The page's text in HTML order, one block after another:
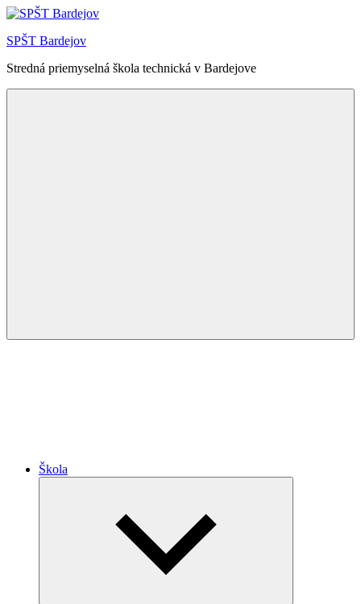
Skip
content
SPŠT Bardejov
Stredná priemyselná škola technická v Bardejove
Škola